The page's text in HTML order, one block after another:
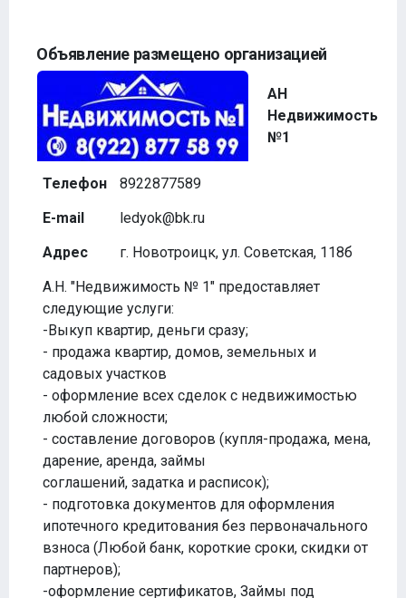
Объявление размещено организацией
АН
Недвижимость
№1
Телефон
8922877589
E-mail
ledyok@bk.ru
Адрес
г. Новотроицк, ул. Советская, 118б
А.Н. "Недвижимость № 1" предоставляет
следующие услуги:
-Выкуп квартир, деньги сразу;
- продажа квартир, домов, земельных и
садовых участков
- оформление всех сделок с недвижимостью
любой сложности;
- составление договоров (купля-продажа, мена,
дарение, аренда, займы
соглашений, задатка и расписок);
- подготовка документов для оформления
ипотечного кредитования без первоначального
взноса (Любой банк, короткие сроки, скидки от
партнеров);
-оформление сертификатов, Займы под